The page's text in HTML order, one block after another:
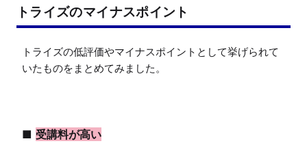
トライズのマイナスポイント
トライズの低評価やマイナスポイントとして挙げられて
いたものをまとめてみました。
■ 受講料が高い